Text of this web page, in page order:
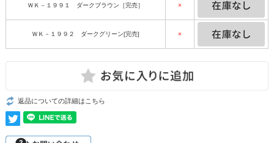
ＷＫ－１９９１ ダークブラウン［完売］ ×
ＷＫ－１９９２ ダークグリーン[完売] ×
返品についての詳細はこちら